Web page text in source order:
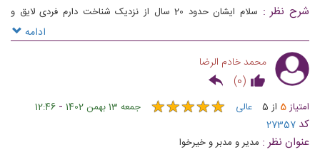
شرح نظر :
سلام ایشان حدود 20 سال از نزدیک شناخت دارم فردی لایق و
ادامه
محمد خادم الرضا
(
0
)
امتیاز5 از 5 عالی ★★★★★
★★★★★ جمعه 13 بهمن 1402 -
12:46
کد 27357
عنوان نظر : مدیر و مدبر و خیرخوا